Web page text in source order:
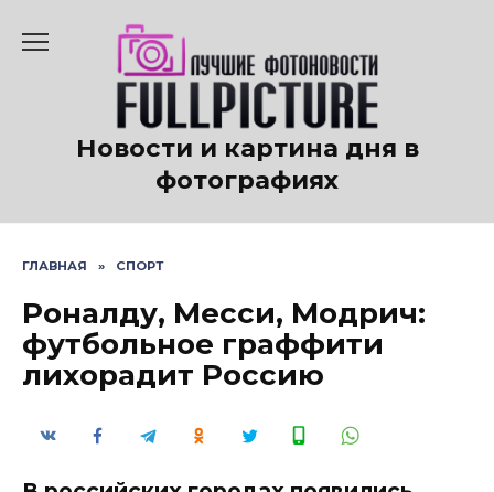
содержанию
Новости и картина дня в
фотографиях
ГЛАВНАЯ » СПОРТ
Роналду, Месси, Модрич:
футбольное граффити
лихорадит Россию